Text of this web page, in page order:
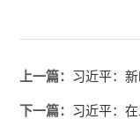
上一篇： 习近平：
下一篇： 习近平：